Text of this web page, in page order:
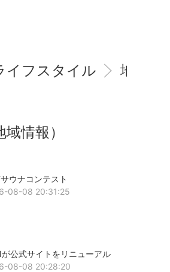
イフスタイル 地域情
情報）
ウナコンテスト
08-08 20:31:25
公式サイトをリニューアル
08-08 20:28:20